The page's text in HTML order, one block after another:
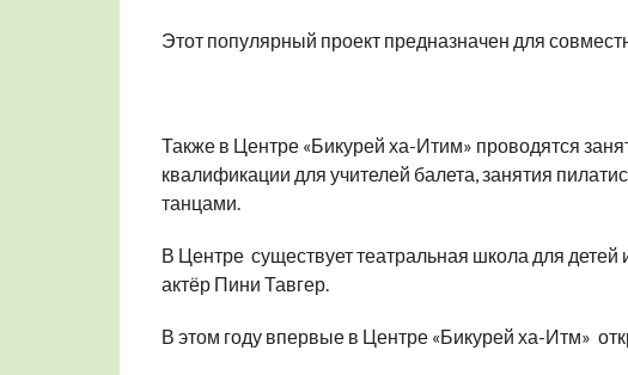
Этот популярный проект предназначен для
Также в Центре «Бикурей ха-Итим» проводятся
квалификации для учителей балета, занятия
танцами.
В Центре существует театральная школа для детей
актёр Пини Тавгер.
В этом году впервые в Центре «Бикурей ха-Итм»